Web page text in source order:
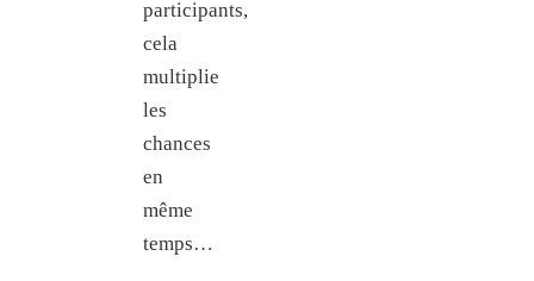
participants,
cela
multiplie
les
chances
en
même
temps…